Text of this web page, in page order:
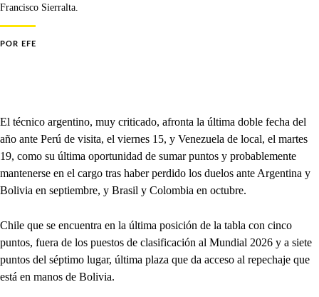
Francisco Sierralta.
POR EFE
El técnico argentino, muy criticado, afronta la última doble fecha del
año ante Perú de visita, el viernes 15, y Venezuela de local, el martes
19, como su última oportunidad de sumar puntos y probablemente
mantenerse en el cargo tras haber perdido los duelos ante Argentina y
Bolivia en septiembre, y Brasil y Colombia en octubre.
Chile que se encuentra en la última posición de la tabla con cinco
puntos, fuera de los puestos de clasificación al Mundial 2026 y a siete
puntos del séptimo lugar, última plaza que da acceso al repechaje que
está en manos de Bolivia.